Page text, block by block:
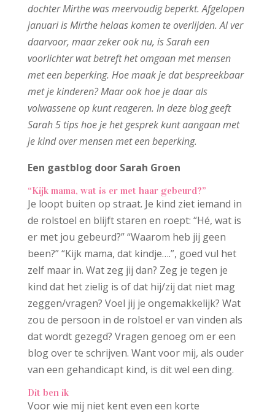
dochter Mirthe was meervoudig beperkt. Afgelopen
januari is Mirthe helaas komen te overlijden. Al ver
daarvoor, maar zeker ook nu, is Sarah een
voorlichter wat betreft het omgaan met mensen
met een beperking. Hoe maak je dat bespreekbaar
met je kinderen? Maar ook hoe je daar als
volwassene op kunt reageren. In deze blog geeft
Sarah 5 tips hoe je het gesprek kunt aangaan met
je kind over mensen met een beperking.
Een gastblog door Sarah Groen
“Kijk mama, wat is er met haar gebeurd?”
Je loopt buiten op straat. Je kind ziet iemand in
de rolstoel en blijft staren en roept: “Hé, wat is
er met jou gebeurd?” “Waarom heb jij geen
been?” “Kijk mama, dat kindje….”, goed vul het
zelf maar in. Wat zeg jij dan? Zeg je tegen je
kind dat het zielig is of dat hij/zij dat niet mag
zeggen/vragen? Voel jij je ongemakkelijk? Wat
zou de persoon in de rolstoel er van vinden als
dat wordt gezegd? Vragen genoeg om er een
blog over te schrijven. Want voor mij, als ouder
van een gehandicapt kind, is dit wel een ding.
Dit ben ik
Voor wie mij niet kent even een korte